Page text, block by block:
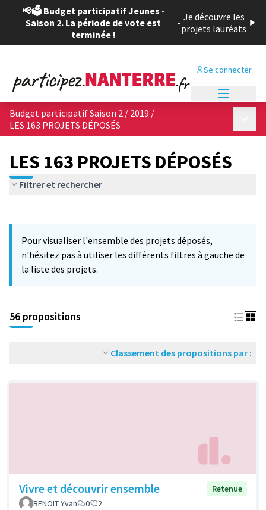
📢🗳️ Budget participatif Jeunes -
Saison 2. La période de vote est
terminée !
- Je découvre les
projets lauréats
Se connecter
Budget participatif Saison 2 / 2019 /
LES 163 PROJETS DÉPOSÉS
LES 163 PROJETS DÉPOSÉS
Filtrer et rechercher
−
Pour visualiser l'ensemble des projets déposés,
n'hésitez pas à utiliser les différents filtres à gauche de
la liste des projets.
56 propositions
Classement des propositions par :
Vivre et découvrir ensemble
Retenue
BENOIT Yvan
0 2